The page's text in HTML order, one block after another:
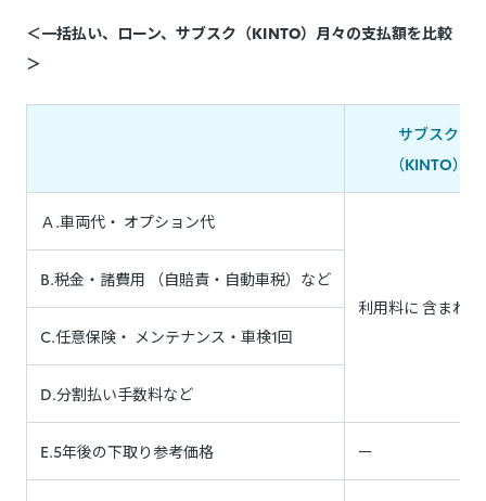
＜一括払い、ローン、サブスク（KINTO）月々の支払額を比較
＞
サブスク
（KINTO）
Ａ.車両代・ オプション代
利用料に 含まれ
B.税金・諸費用 （自賠責・自動車税）など
C.任意保険・ メンテナンス・車検1回
D.分割払い手数料など
E.5年後の下取り参考価格 ー